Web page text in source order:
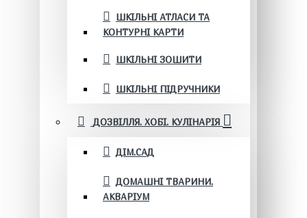
ШКІЛЬНІ АТЛАСИ ТА
КОНТУРНІ КАРТИ
ШКІЛЬНІ ЗОШИТИ
ШКІЛЬНІ ПІДРУЧНИКИ
ДОЗВІЛЛЯ. ХОБІ. КУЛІНАРІЯ
ДІМ.САД
ДОМАШНІ ТВАРИНИ.
АКВАРІУМ